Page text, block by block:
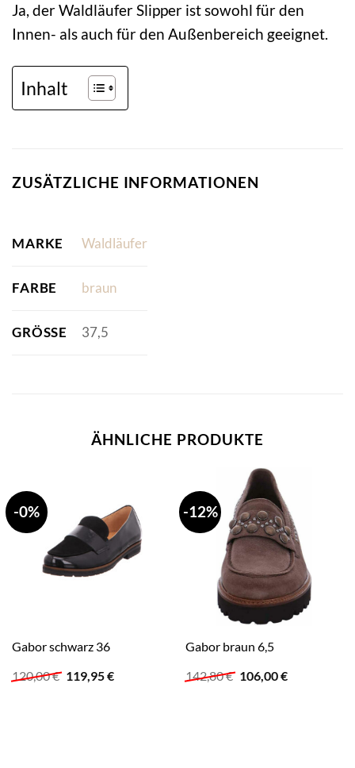
Ja, der Waldläufer Slipper ist sowohl für den
Innen- als auch für den Außenbereich geeignet.
Inhalt
ZUSÄTZLICHE INFORMATIONEN
MARKE Waldläufer
FARBE braun
GRÖSSE 37,5
ÄHNLICHE PRODUKTE
-0%
Gabor schwarz 36
120,00€ Ursprünglicher
119,95€Aktueller
-12%
Gabor braun 6,5
142,80€ Ursprünglicher
106,00€Aktueller